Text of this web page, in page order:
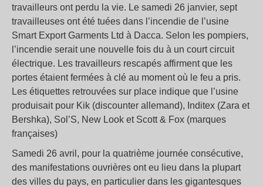
travailleurs ont perdu la vie. Le samedi 26 janvier, sept
travailleuses ont été tuées dans l’incendie de l’usine
Smart Export Garments Ltd à Dacca. Selon les pompiers,
l’incendie serait une nouvelle fois du à un court circuit
électrique. Les travailleurs rescapés affirment que les
portes étaient fermées à clé au moment où le feu a pris.
Les étiquettes retrouvées sur place indique que l’usine
produisait pour Kik (discounter allemand), Inditex (Zara et
Bershka), Sol’S, New Look et Scott & Fox (marques
françaises)
Samedi 26 avril, pour la quatrième journée consécutive,
des manifestations ouvrières ont eu lieu dans la plupart
des villes du pays, en particulier dans les gigantesques